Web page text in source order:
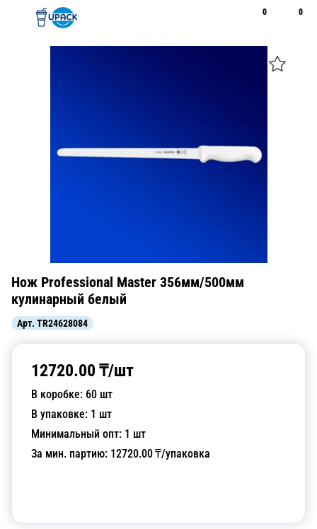
0 0
Нож Professional Master 356мм/500мм
кулинарный белый
Арт. TR24628084
12720.00 ₸/шт
В коробке: 60 шт
В упаковке: 1 шт
Минимальный опт: 1 шт
За мин. партию: 12720.00₸/упаковка